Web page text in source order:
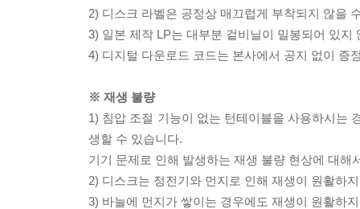
2) 디스크 라벨은 공정상 매끄럽게 부착되지 않을
3) 일본 제작 LP는 대부분 겉비닐이 밀봉되어 있지
4) 디지털 다운로드 코드는 본사에서 공지 없이 증
※ 재생 불량
1) 침압 조절 기능이 없는 턴테이블을 사용하시는
생할 수 있습니다.
기기 문제로 인해 발생하는 재생 불량 현상에 대
2) 디스크는 정전기와 먼지로 인해 재생이 원활하
3) 바늘에 먼지가 쌓이는 경우에도 재생이 원활하